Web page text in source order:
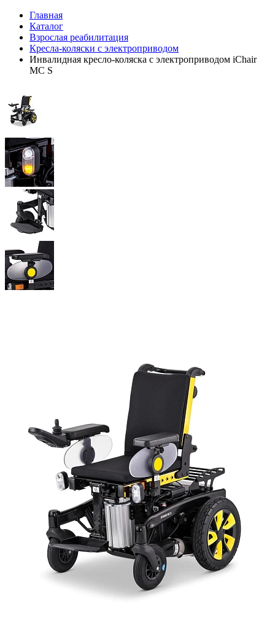
Главная
Каталог
Взрослая реабилитация
Кресла-коляски с электроприводом
Инвалидная кресло-коляска с электроприводом iChair
MC S